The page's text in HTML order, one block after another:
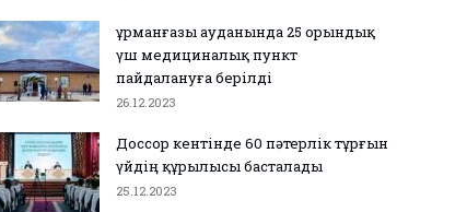
Құрманғазы ауданында 25 орындық
үш медициналық пункт
пайдалануға берілді
26.12.2023
Доссор кентінде 60 пәтерлік тұрғын
үйдің құрылысы басталады
25.12.2023